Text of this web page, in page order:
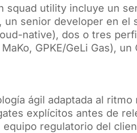
squad utility incluye un
senior developer en el
native), dos o tres
GPKE/GeLi Gas),
ágil adaptada al
explícitos antes de
regulatorio del